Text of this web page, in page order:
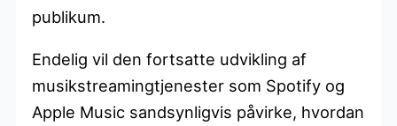
publikum.
Endelig vil den fortsatte udvikling af
musikstreamingtjenester som Spotify og
Apple Music sandsynligvis påvirke, hvordan